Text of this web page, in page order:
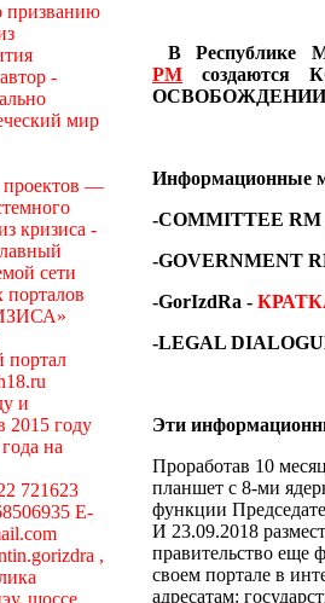
-
мир
проектов —
кризиса -
сети
и
2015 году
на
721623
E-
,
шоссе
В Республике
РМ
создаются
ОСВОБОЖДЕНИИ
Информационные
-COMMITTEE RM
-GOVERNMENT
-GorIzdRa -
-LEGAL
Эти
Проработав 10
планшет с 8-ми
функции
И 23.09.2018
правительство еще
своем портале в
адресатам: